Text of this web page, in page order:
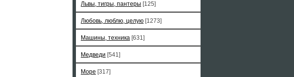
Львы, тигры, пантеры [125]
Любовь, люблю, целую [1273]
Машины, техника [631]
Медведи [541]
Море [317]